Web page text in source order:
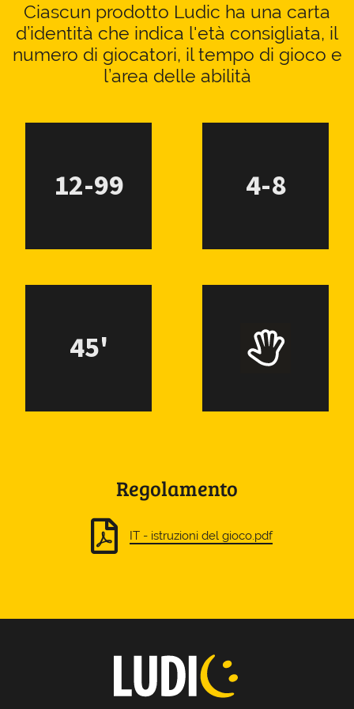
Ciascun prodotto Ludic ha una carta
d’identità che indica l'età consigliata, il
numero di giocatori, il tempo di gioco e
l’area delle abilità
12-99 4-8
45'
Regolamento
IT - istruzioni del gioco.pdf